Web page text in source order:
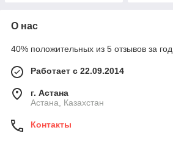
О нас
40% положительных из 5 отзывов за год
Работает с 22.09.2014
г. Астана
Астана, Казахстан
Контакты